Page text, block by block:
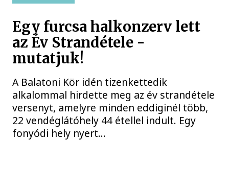
Egy furcsa halkonzerv lett
az Év Strandétele -
mutatjuk!
A Balatoni Kör idén tizenkettedik
alkalommal hirdette meg az év strandétele
versenyt, amelyre minden eddiginél több,
22 vendéglátóhely 44 étellel indult. Egy
fonyódi hely nyert...